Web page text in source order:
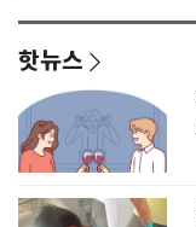
핫뉴스